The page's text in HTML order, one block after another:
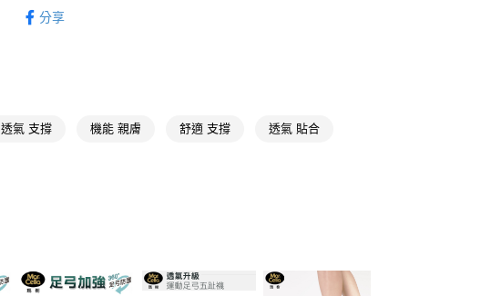
相關說明
【關於「AFTEE先享後付」】
先享後付繳納相關費用。
※ 交易是否成功請以「AFTEE先享後付 」之結帳頁面顯示為準，若有關於
全家取貨付款
每筆NT$65，滿NT$490(含以上)免運費
分享
透氣 支撐 機能 親膚 舒適 支撐 透氣 貼合